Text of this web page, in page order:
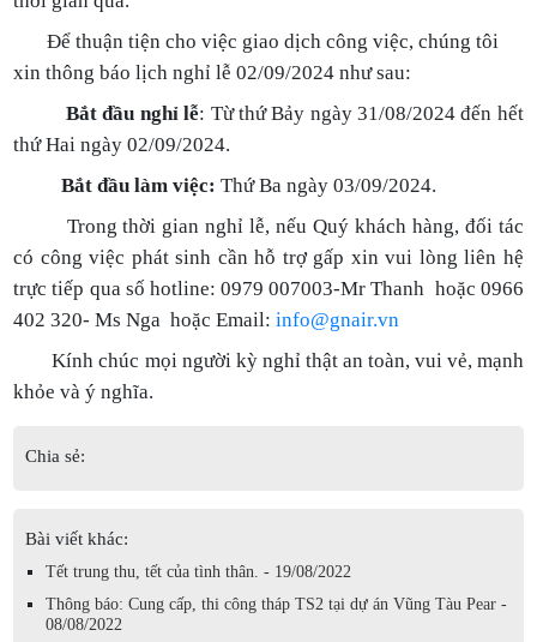
Để thuận tiện cho việc giao dịch công việc, chúng tôi
xin thông báo lịch nghỉ lễ 02/09/2024 như sau:
Bắt đầu nghỉ lễ: Từ thứ Bảy ngày 31/08/2024 đến hết
thứ Hai ngày 02/09/2024.
Bắt đầu làm việc: Thứ Ba ngày 03/09/2024.
Trong thời gian nghỉ lễ, nếu Quý khách hàng, đối tác
có công việc phát sinh cần hỗ trợ gấp xin vui lòng liên hệ
trực tiếp qua số hotline: 0979 007003-Mr Thanh hoặc 0966
402 320- Ms Nga hoặc Email:info@gnair.vn
Kính chúc mọi người kỳ nghỉ thật an toàn, vui vẻ, mạnh
khỏe và ý nghĩa.
Chia sẻ:
Bài viết khác:
Tết trung thu, tết của tình thân. - 19/08/2022
Thông báo: Cung cấp, thi công tháp TS2 tại dự án Vũng Tàu Pear -
08/08/2022